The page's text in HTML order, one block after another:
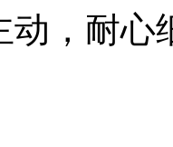
动，耐